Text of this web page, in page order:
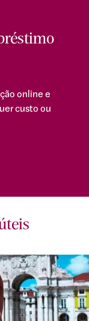
online e
custo ou